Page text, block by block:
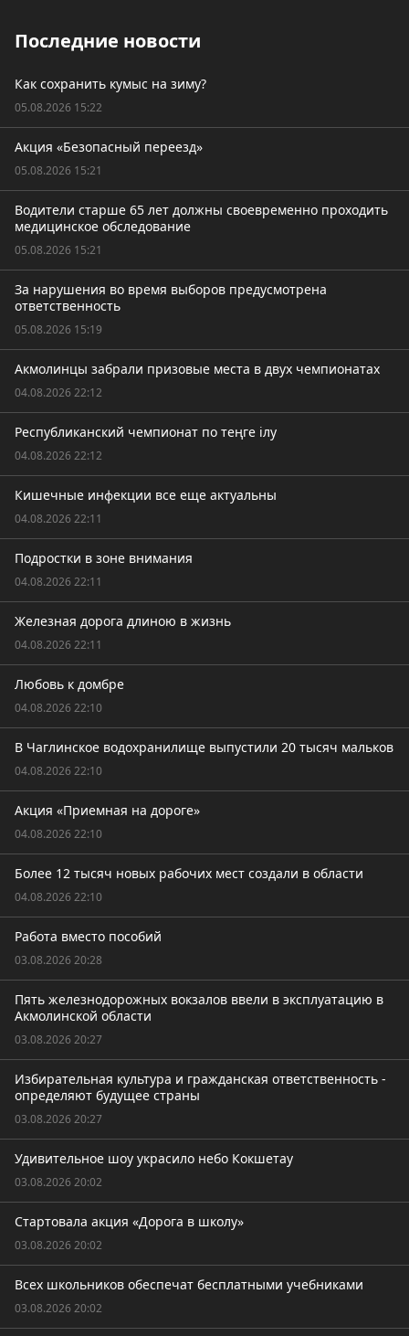
Последние новости
Как сохранить кумыс на зиму?
05.08.2026 15:22
Акция «Безопасный переезд»
05.08.2026 15:21
Водители старше 65 лет должны своевременно проходить
медицинское обследование
05.08.2026 15:21
За нарушения во время выборов предусмотрена
ответственность
05.08.2026 15:19
Акмолинцы забрали призовые места в двух чемпионатах
04.08.2026 22:12
Республиканский чемпионат по теңге ілу
04.08.2026 22:12
Кишечные инфекции все еще актуальны
04.08.2026 22:11
Подростки в зоне внимания
04.08.2026 22:11
Железная дорога длиною в жизнь
04.08.2026 22:11
Любовь к домбре
04.08.2026 22:10
В Чаглинское водохранилище выпустили 20 тысяч мальков
04.08.2026 22:10
Акция «Приемная на дороге»
04.08.2026 22:10
Более 12 тысяч новых рабочих мест создали в области
04.08.2026 22:10
Работа вместо пособий
03.08.2026 20:28
Пять железнодорожных вокзалов ввели в эксплуатацию в
Акмолинской области
03.08.2026 20:27
Избирательная культура и гражданская ответственность -
определяют будущее страны
03.08.2026 20:27
Удивительное шоу украсило небо Кокшетау
03.08.2026 20:02
Стартовала акция «Дорога в школу»
03.08.2026 20:02
Всех школьников обеспечат бесплатными учебниками
03.08.2026 20:02